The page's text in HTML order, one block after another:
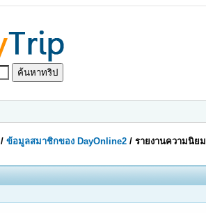
/ข้อมูลสมาชิกของ DayOnline2 /รายงานความนิยม